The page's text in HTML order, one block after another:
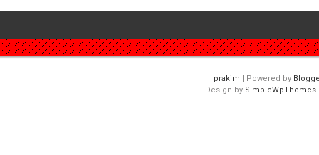
| Powered by
Design by SimpleWpThemes